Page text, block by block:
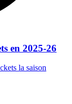
en 2025-26
la saison